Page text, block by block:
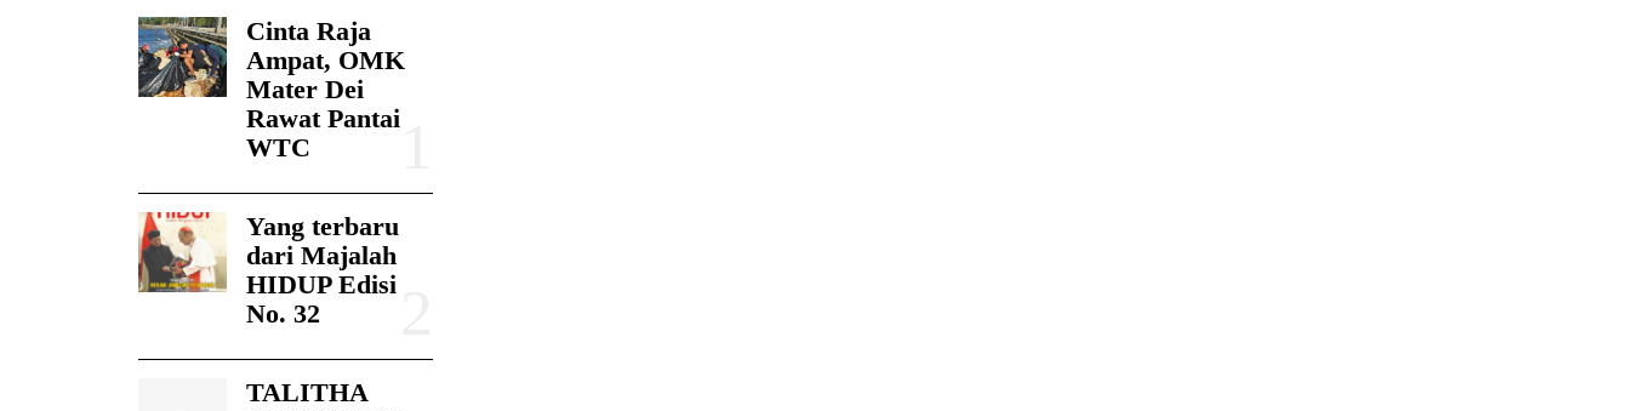
Cinta Raja
Ampat, OMK
Mater Dei
Rawat Pantai
WTC
Yang terbaru
dari Majalah
HIDUP Edisi
No. 32
TALITHA